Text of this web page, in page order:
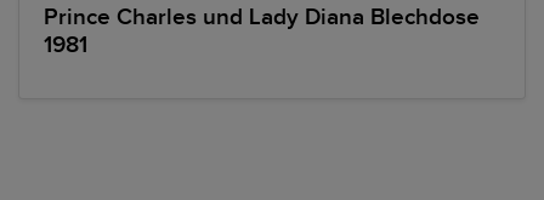
Prince Charles und Lady Diana Blechdose
1981